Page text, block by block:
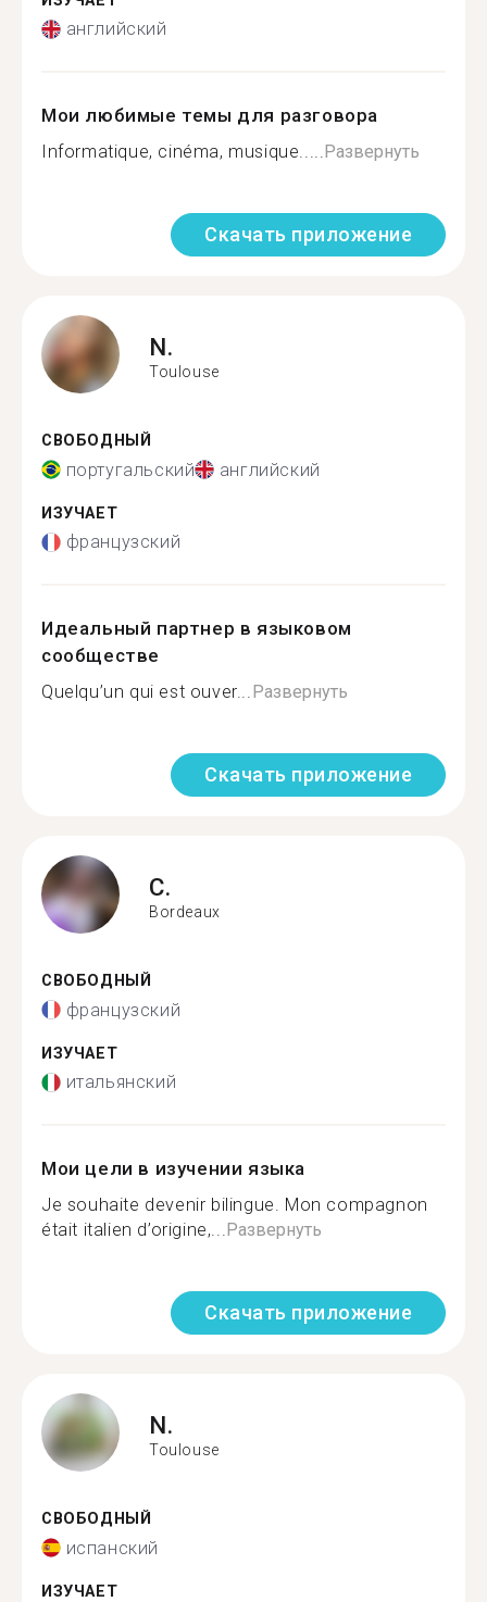
английский
Мои любимые темы для разговора
Informatique, cinéma, musique.....Развернуть
Скачать приложение
N.
Toulouse
СВОБОДНЫЙ
португальский английский
ИЗУЧАЕТ
французский
Идеальный партнер в языковом
сообществе
Quelqu’un qui est ouver...Развернуть
Скачать приложение
C.
Bordeaux
СВОБОДНЫЙ
французский
ИЗУЧАЕТ
итальянский
Мои цели в изучении языка
Je souhaite devenir bilingue. Mon compagnon
était italien d’origine,...Развернуть
Скачать приложение
N.
Toulouse
СВОБОДНЫЙ
испанский
ИЗУЧАЕТ